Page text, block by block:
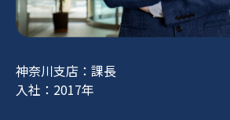
神奈川支店：課長
入社：2017年